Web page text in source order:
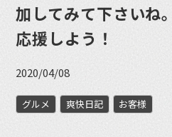
加してみて下さいね
応援しよう！
2020/04/08
グルメ 爽快日記 お客様